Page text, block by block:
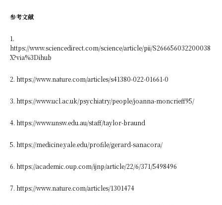
参考文献
1.
https://www.sciencedirect.com/science/article/pii/S266656032200038
X?via%3Dihub
2. https://www.nature.com/articles/s41380-022-01661-0
3. https://www.ucl.ac.uk/psychiatry/people/joanna-moncrieff95/
4. https://www.unsw.edu.au/staff/taylor-braund
5. https://medicine.yale.edu/profile/gerard-sanacora/
6. https://academic.oup.com/ijnp/article/22/6/371/5498496
7. https://www.nature.com/articles/1301474